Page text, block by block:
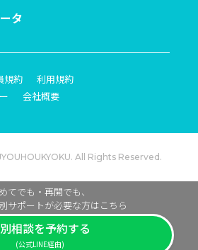
てでも・再開でも、
サポートが必要な方はこちら
相談を予約する
(公式LINE経由)
タ
規約
利用規約
会社概要
All Rights Reserved.